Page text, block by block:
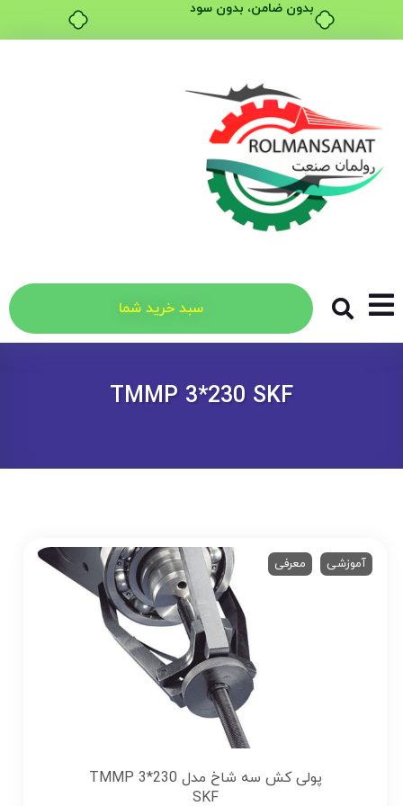
بدون ضامن، بدون سود
سبد خرید شما
TMMP 3*230 SKF
آموزشی معرفی
پولی کش سه شاخ مدل TMMP 3*230
SKF